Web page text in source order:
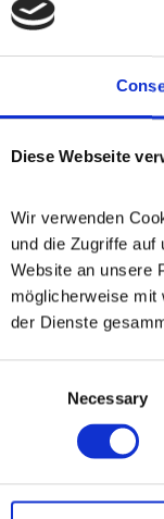
Diese Webseite
Wir verwenden
und die Zugriffe
Website an unsere
möglicherweise mit
der Dienste
Necessary
mit